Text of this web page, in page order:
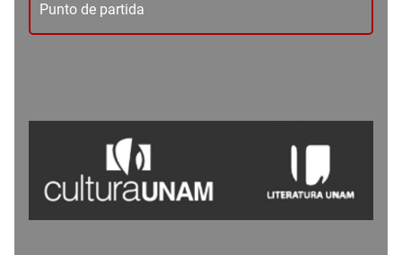
Punto de partida